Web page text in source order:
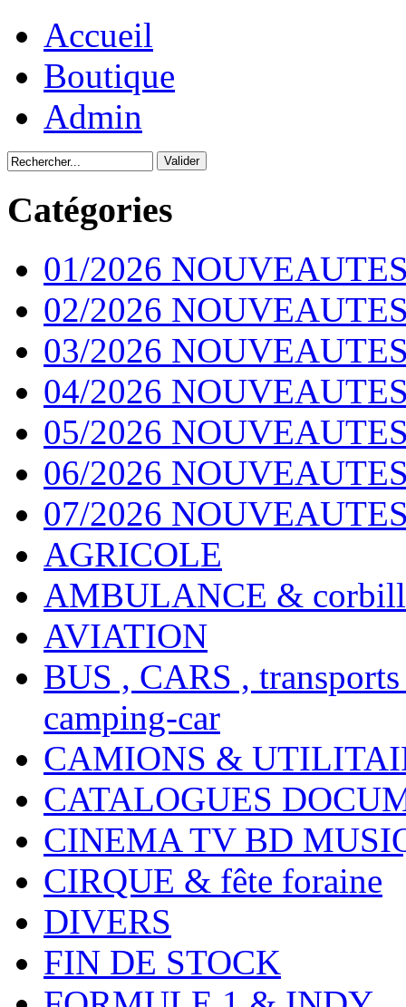
Accueil
Boutique
Admin
Catégories
01/2026
02/2026
03/2026
04/2026
05/2026
06/2026
07/2026
AGRICOLE
AMBULANCE &
AVIATION
BUS , CARS ,
camping-car
CAMIONS &
CATALOGUES
CINEMA TV BD
CIRQUE & fête foraine
DIVERS
FIN DE STOCK